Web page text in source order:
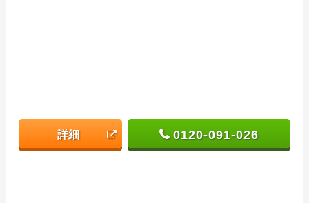
詳細 0120-091-026